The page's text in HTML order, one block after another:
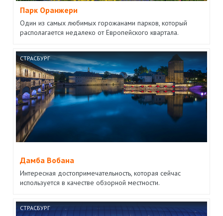
Парк Оранжери
Один из самых любимых горожанами парков, который
располагается недалеко от Европейского квартала.
СТРАСБУРГ
Дамба Вобана
Интересная достопримечательность, которая сейчас
используется в качестве обзорной местности.
СТРАСБУРГ